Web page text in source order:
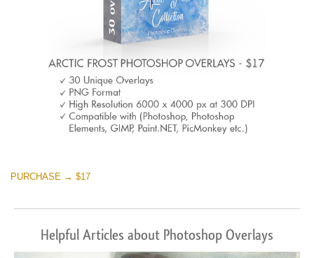
PURCHASE → $17
Helpful Articles about Photoshop Overlays